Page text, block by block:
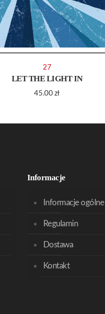
LET THE LIGHT IN
45.00 zł
27
Informacje
Informacje ogólne
Regulamin
Dostawa
Kontakt